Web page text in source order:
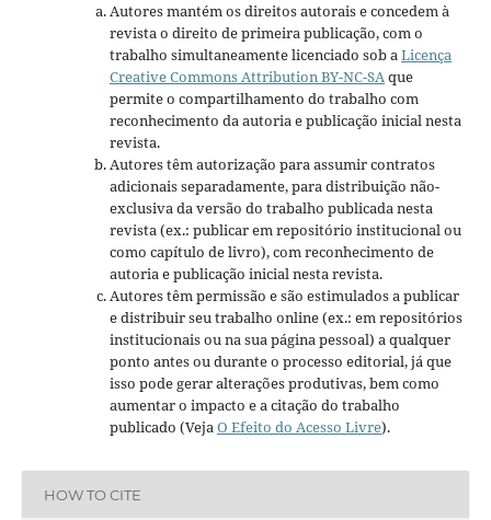
Autores mantém os direitos autorais e concedem à
revista o direito de primeira publicação, com o
trabalho simultaneamente licenciado sob aLicença
Creative Commons Attribution BY-NC-SAque
permite o compartilhamento do trabalho com
reconhecimento da autoria e publicação inicial nesta
revista.
Autores têm autorização para assumir contratos
adicionais separadamente, para distribuição não-
exclusiva da versão do trabalho publicada nesta
revista (ex.: publicar em repositório institucional ou
como capítulo de livro), com reconhecimento de
autoria e publicação inicial nesta revista.
Autores têm permissão e são estimulados a publicar
e distribuir seu trabalho online (ex.: em repositórios
institucionais ou na sua página pessoal) a qualquer
ponto antes ou durante o processo editorial, já que
isso pode gerar alterações produtivas, bem como
aumentar o impacto e a citação do trabalho
publicado (VejaO Efeito do Acesso Livre).
HOW TO CITE